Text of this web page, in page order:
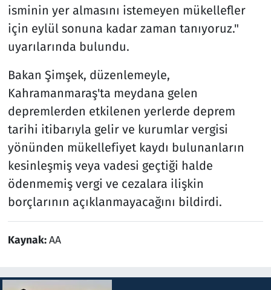
isminin yer almasını istemeyen mükellefler
için eylül sonuna kadar zaman tanıyoruz."
uyarılarında bulundu.
Bakan Şimşek, düzenlemeyle,
Kahramanmaraş'ta meydana gelen
depremlerden etkilenen yerlerde deprem
tarihi itibarıyla gelir ve kurumlar vergisi
yönünden mükellefiyet kaydı bulunanların
kesinleşmiş veya vadesi geçtiği halde
ödenmemiş vergi ve cezalara ilişkin
borçlarının açıklanmayacağını bildirdi.
Kaynak:AA